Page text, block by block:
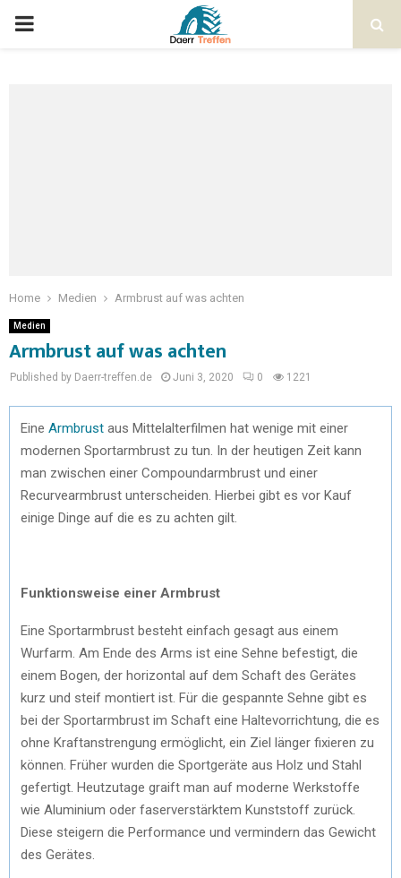
Home Medien Armbrust auf was achten
Medien
Armbrust auf was achten
Published by Daerr-treffen.de Juni 3, 2020 0 1221
Eine Armbrust aus Mittelalterfilmen hat wenige mit einer
modernen Sportarmbrust zu tun. In der heutigen Zeit kann
man zwischen einer Compoundarmbrust und einer
Recurvearmbrust unterscheiden. Hierbei gibt es vor Kauf
einige Dinge auf die es zu achten gilt.
Funktionsweise einer Armbrust
Eine Sportarmbrust besteht einfach gesagt aus einem
Wurfarm. Am Ende des Arms ist eine Sehne befestigt, die
einem Bogen, der horizontal auf dem Schaft des Gerätes
kurz und steif montiert ist. Für die gespannte Sehne gibt es
bei der Sportarmbrust im Schaft eine Haltevorrichtung, die es
ohne Kraftanstrengung ermöglicht, ein Ziel länger fixieren zu
können. Früher wurden die Sportgeräte aus Holz und Stahl
gefertigt. Heutzutage graift man auf moderne Werkstoffe
wie Aluminium oder faserverstärktem Kunststoff zurück.
Diese steigern die Performance und vermindern das Gewicht
des Gerätes.